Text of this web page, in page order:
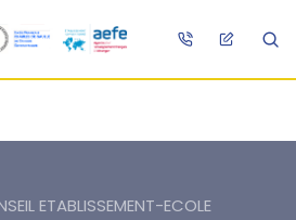
ETABLISSEMENT-ECOLE